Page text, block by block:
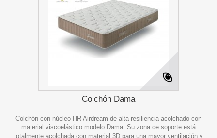
Colchón Dama
Colchón con núcleo HR Airdream de alta resiliencia acolchado con
material viscoelástico modelo Dama. Su zona de soporte está
totalmente acolchada con material 3D para una mayor ventilación y